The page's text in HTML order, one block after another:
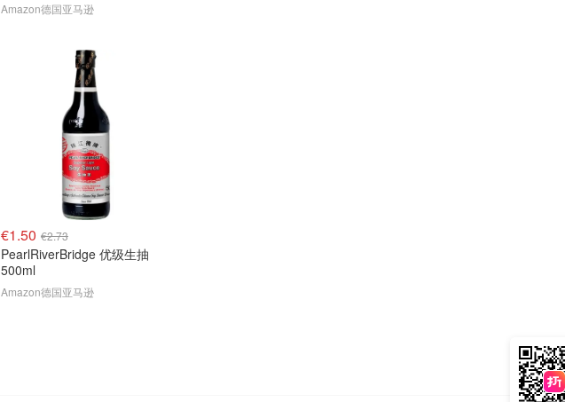
Amazon德国亚马逊
€1.50 €2.73
PearlRiverBridge 优级生抽
500ml
Amazon德国亚马逊